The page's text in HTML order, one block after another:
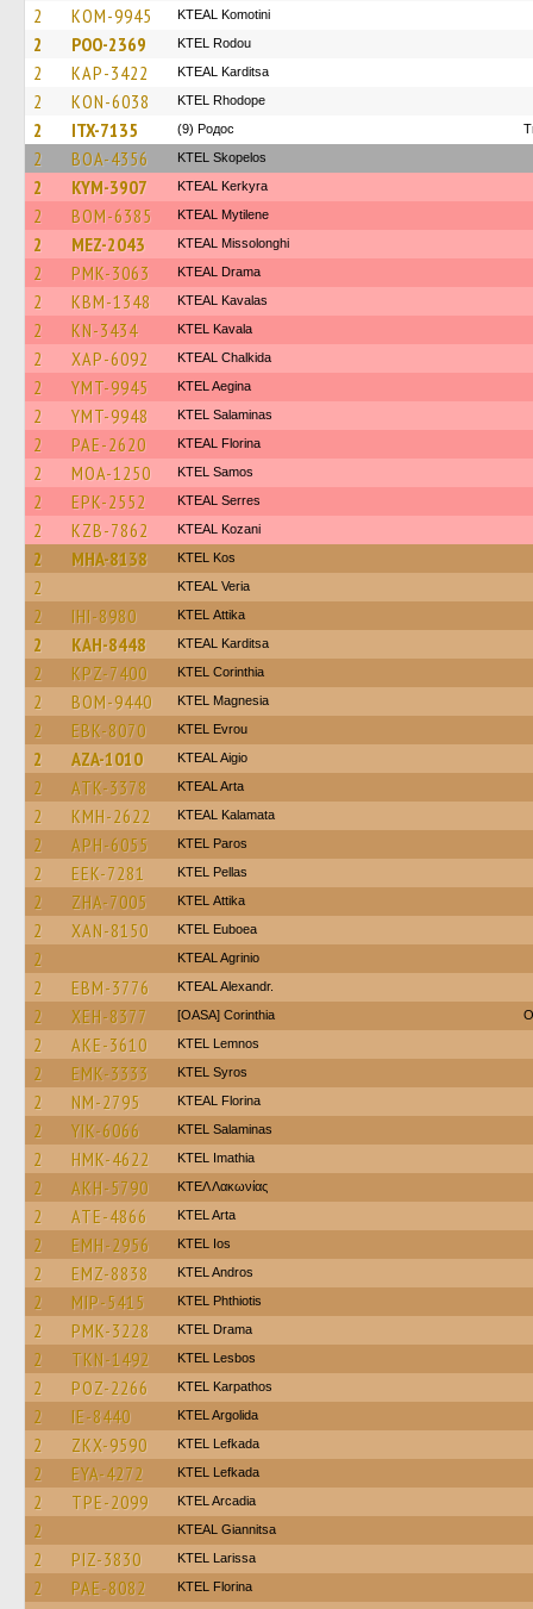
2 KOM-9945 KTEAL Komotini
2 POO-2369 ΚΤΕL Rodou
2 KAP-3422 KTEAL Karditsa
2 KON-6038 KTEL Rhodope
2 ITX-7135 (9) Родос
2 BOA-4356 KTEL Skopelos
2 KYM-3907 KTEAL Kerkyra
2 BOM-6385 KTEAL Mytilene
2 MEZ-2043 KTEAL Missolonghi
2 PMK-3063 KTEAL Drama
2 KBM-1348 KTEAL Kavalas
2 KN-3434 KTEL Kavala
2 XAP-6092 KTEAL Chalkida
2 YMT-9945 KTEL Aegina
2 YMT-9948 KTEL Salaminas
2 PAE-2620 KTEAL Florina
2 MOA-1250 KTEL Samos
2 EPK-2552 KTEAL Serres
2 KZB-7862 KTEAL Kozani
2 MHA-8138 KTEL Kos
2 KTEAL Veria
2 IHI-8980 KΤΕL Αttika
2 KAH-8448 KTEAL Karditsa
2 KPZ-7400 KTEL Corinthia
2 BOM-9440 ΚΤΕL Magnesia
2 EBK-8070 KTEL Evrou
2 AZA-1010 KTEAL Aigio
2 ATK-3378 KTEAL Arta
2 KMH-2622 KTEAL Kalamata
2 APH-6055 KTEL Paros
2 EEK-7281 KTEL Pellas
2 ZHA-7005 KΤΕL Αttika
2 XAN-8150 ΚΤΕL Euboea
2 KTEAL Agrinio
2 EBM-3776 KTEAL Alexandr.
2 XEH-8377 [OASA] Corinthia
2 AKE-3610 KTEL Lemnos
2 EMK-3333 KTEL Syros
2 NM-2795 KTEAL Florina
2 YIK-6066 KTEL Salaminas
2 HMK-4622 KTEL Imathia
2 AKH-5790 ΚΤΕΛ Λακωνίας
2 ATE-4866 KTEL Arta
2 EMH-2956 KTEL Ios
2 EMZ-8838 KTEL Andros
2 MIP-5415 ΚΤΕL Phthiotis
2 PMK-3228 KTEL Drama
2 TKN-1492 KTEL Lesbos
2 POZ-2266 ΚΤΕL Karpathos
2 IE-8440 KTEL Argolida
2 ZKX-9590 KTEL Lefkada
2 EYA-4272 KTEL Lefkada
2 TPE-2099 KTEL Arcadia
2 KTEAL Giannitsa
2 PIZ-3830 KTEL Larissa
2 PAE-8082 KTEL Florina